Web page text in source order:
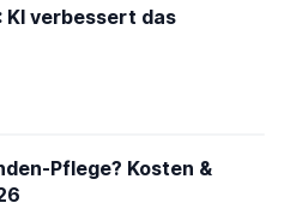
verbessert das
Pflege? Kosten &